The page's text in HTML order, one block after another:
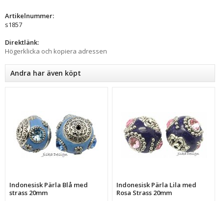
Artikelnummer:
s1857
Direktlänk:
Högerklicka och kopiera adressen
Andra har även köpt
Indonesisk Pärla Blå med
strass 20mm
Indonesisk Pärla Lila med
Rosa Strass 20mm